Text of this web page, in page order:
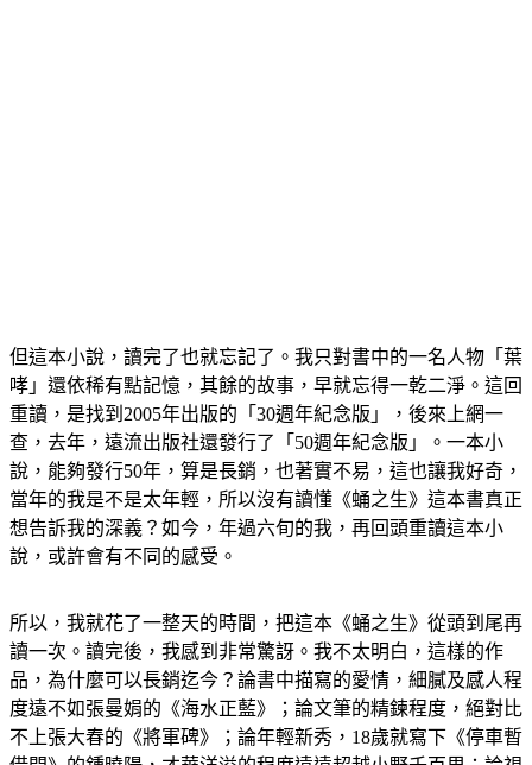
但這本小說，讀完了也就忘記了。我只對書中的一名人物「葉
哮」還依稀有點記憶，其餘的故事，早就忘得一乾二淨。這回
重讀，是找到2005年出版的「30週年紀念版」，後來上網一
查，去年，遠流出版社還發行了「50週年紀念版」。一本小
說，能夠發行50年，算是長銷，也著實不易，這也讓我好奇，
當年的我是不是太年輕，所以沒有讀懂《蛹之生》這本書真正
想告訴我的深義？如今，年過六旬的我，再回頭重讀這本小
說，或許會有不同的感受。
所以，我就花了一整天的時間，把這本《蛹之生》從頭到尾再
讀一次。讀完後，我感到非常驚訝。我不太明白，這樣的作
品，為什麼可以長銷迄今？論書中描寫的愛情，細膩及感人程
度遠不如張曼娟的《海水正藍》；論文筆的精鍊程度，絕對比
不上張大春的《將軍碑》；論年輕新秀，18歲就寫下《停車暫